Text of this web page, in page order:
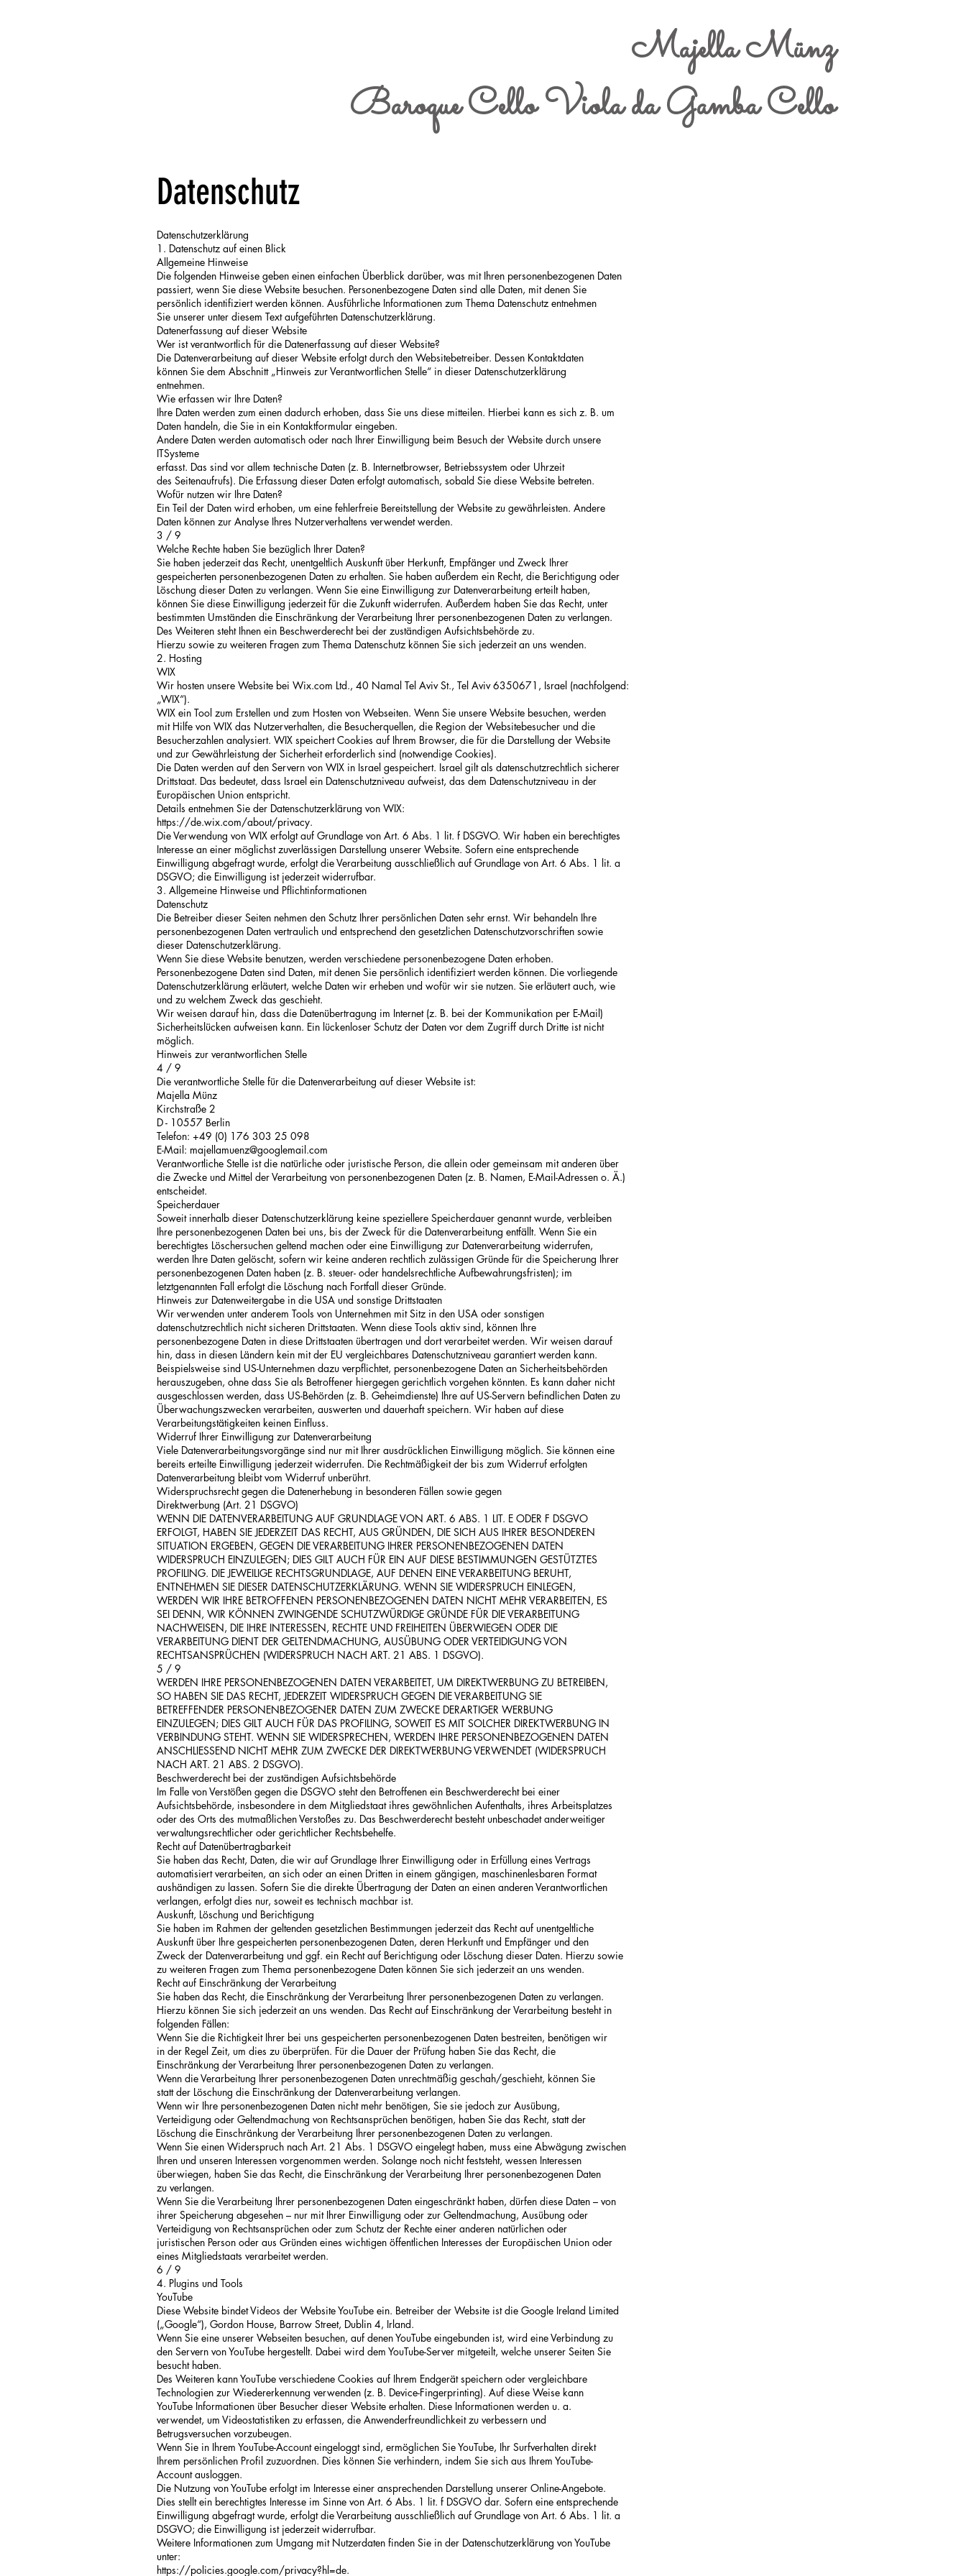
Majella Münz
Baroque Cello Viola da Gamba Cello
Datenschutz
Datenschutzerklärung
1. Datenschutz auf einen Blick
Allgemeine Hinweise
Die folgenden Hinweise geben einen einfachen Überblick darüber, was mit Ihren personenbezogenen Daten
passiert, wenn Sie diese Website besuchen. Personenbezogene Daten sind alle Daten, mit denen Sie
persönlich identifiziert werden können. Ausführliche Informationen zum Thema Datenschutz entnehmen
Sie unserer unter diesem Text aufgeführten Datenschutzerklärung.
Datenerfassung auf dieser Website
Wer ist verantwortlich für die Datenerfassung auf dieser Website?
Die Datenverarbeitung auf dieser Website erfolgt durch den Websitebetreiber. Dessen Kontaktdaten
können Sie dem Abschnitt „Hinweis zur Verantwortlichen Stelle“ in dieser Datenschutzerklärung
entnehmen.
Wie erfassen wir Ihre Daten?
Ihre Daten werden zum einen dadurch erhoben, dass Sie uns diese mitteilen. Hierbei kann es sich z. B. um
Daten handeln, die Sie in ein Kontaktformular eingeben.
Andere Daten werden automatisch oder nach Ihrer Einwilligung beim Besuch der Website durch unsere
ITSysteme
erfasst. Das sind vor allem technische Daten (z. B. Internetbrowser, Betriebssystem oder Uhrzeit
des Seitenaufrufs). Die Erfassung dieser Daten erfolgt automatisch, sobald Sie diese Website betreten.
Wofür nutzen wir Ihre Daten?
Ein Teil der Daten wird erhoben, um eine fehlerfreie Bereitstellung der Website zu gewährleisten. Andere
Daten können zur Analyse Ihres Nutzerverhaltens verwendet werden.
3 / 9
Welche Rechte haben Sie bezüglich Ihrer Daten?
Sie haben jederzeit das Recht, unentgeltlich Auskunft über Herkunft, Empfänger und Zweck Ihrer
gespeicherten personenbezogenen Daten zu erhalten. Sie haben außerdem ein Recht, die Berichtigung oder
Löschung dieser Daten zu verlangen. Wenn Sie eine Einwilligung zur Datenverarbeitung erteilt haben,
können Sie diese Einwilligung jederzeit für die Zukunft widerrufen. Außerdem haben Sie das Recht, unter
bestimmten Umständen die Einschränkung der Verarbeitung Ihrer personenbezogenen Daten zu verlangen.
Des Weiteren steht Ihnen ein Beschwerderecht bei der zuständigen Aufsichtsbehörde zu.
Hierzu sowie zu weiteren Fragen zum Thema Datenschutz können Sie sich jederzeit an uns wenden.
2. Hosting
WIX
Wir hosten unsere Website bei Wix.com Ltd., 40 Namal Tel Aviv St., Tel Aviv 6350671, Israel (nachfolgend:
„WIX“).
WIX ein Tool zum Erstellen und zum Hosten von Webseiten. Wenn Sie unsere Website besuchen, werden
mit Hilfe von WIX das Nutzerverhalten, die Besucherquellen, die Region der Websitebesucher und die
Besucherzahlen analysiert. WIX speichert Cookies auf Ihrem Browser, die für die Darstellung der Website
und zur Gewährleistung der Sicherheit erforderlich sind (notwendige Cookies).
Die Daten werden auf den Servern von WIX in Israel gespeichert. Israel gilt als datenschutzrechtlich sicherer
Drittstaat. Das bedeutet, dass Israel ein Datenschutzniveau aufweist, das dem Datenschutzniveau in der
Europäischen Union entspricht.
Details entnehmen Sie der Datenschutzerklärung von WIX:
https://de.wix.com/about/privacy.
Die Verwendung von WIX erfolgt auf Grundlage von Art. 6 Abs. 1 lit. f DSGVO. Wir haben ein berechtigtes
Interesse an einer möglichst zuverlässigen Darstellung unserer Website. Sofern eine entsprechende
Einwilligung abgefragt wurde, erfolgt die Verarbeitung ausschließlich auf Grundlage von Art. 6 Abs. 1 lit. a
DSGVO; die Einwilligung ist jederzeit widerrufbar.
3. Allgemeine Hinweise und Pflichtinformationen
Datenschutz
Die Betreiber dieser Seiten nehmen den Schutz Ihrer persönlichen Daten sehr ernst. Wir behandeln Ihre
personenbezogenen Daten vertraulich und entsprechend den gesetzlichen Datenschutzvorschriften sowie
dieser Datenschutzerklärung.
Wenn Sie diese Website benutzen, werden verschiedene personenbezogene Daten erhoben.
Personenbezogene Daten sind Daten, mit denen Sie persönlich identifiziert werden können. Die vorliegende
Datenschutzerklärung erläutert, welche Daten wir erheben und wofür wir sie nutzen. Sie erläutert auch, wie
und zu welchem Zweck das geschieht.
Wir weisen darauf hin, dass die Datenübertragung im Internet (z. B. bei der Kommunikation per E-Mail)
Sicherheitslücken aufweisen kann. Ein lückenloser Schutz der Daten vor dem Zugriff durch Dritte ist nicht
möglich.
Hinweis zur verantwortlichen Stelle
4 / 9
Die verantwortliche Stelle für die Datenverarbeitung auf dieser Website ist:
Majella Münz
Kirchstraße 2
D - 10557 Berlin
Telefon: +49 (0) 176 303 25 098
E-Mail: majellamuenz@googlemail.com
Verantwortliche Stelle ist die natürliche oder juristische Person, die allein oder gemeinsam mit anderen über
die Zwecke und Mittel der Verarbeitung von personenbezogenen Daten (z. B. Namen, E-Mail-Adressen o. Ä.)
entscheidet.
Speicherdauer
Soweit innerhalb dieser Datenschutzerklärung keine speziellere Speicherdauer genannt wurde, verbleiben
Ihre personenbezogenen Daten bei uns, bis der Zweck für die Datenverarbeitung entfällt. Wenn Sie ein
berechtigtes Löschersuchen geltend machen oder eine Einwilligung zur Datenverarbeitung widerrufen,
werden Ihre Daten gelöscht, sofern wir keine anderen rechtlich zulässigen Gründe für die Speicherung Ihrer
personenbezogenen Daten haben (z. B. steuer- oder handelsrechtliche Aufbewahrungsfristen); im
letztgenannten Fall erfolgt die Löschung nach Fortfall dieser Gründe.
Hinweis zur Datenweitergabe in die USA und sonstige Drittstaaten
Wir verwenden unter anderem Tools von Unternehmen mit Sitz in den USA oder sonstigen
datenschutzrechtlich nicht sicheren Drittstaaten. Wenn diese Tools aktiv sind, können Ihre
personenbezogene Daten in diese Drittstaaten übertragen und dort verarbeitet werden. Wir weisen darauf
hin, dass in diesen Ländern kein mit der EU vergleichbares Datenschutzniveau garantiert werden kann.
Beispielsweise sind US-Unternehmen dazu verpflichtet, personenbezogene Daten an Sicherheitsbehörden
herauszugeben, ohne dass Sie als Betroffener hiergegen gerichtlich vorgehen könnten. Es kann daher nicht
ausgeschlossen werden, dass US-Behörden (z. B. Geheimdienste) Ihre auf US-Servern befindlichen Daten zu
Überwachungszwecken verarbeiten, auswerten und dauerhaft speichern. Wir haben auf diese
Verarbeitungstätigkeiten keinen Einfluss.
Widerruf Ihrer Einwilligung zur Datenverarbeitung
Viele Datenverarbeitungsvorgänge sind nur mit Ihrer ausdrücklichen Einwilligung möglich. Sie können eine
bereits erteilte Einwilligung jederzeit widerrufen. Die Rechtmäßigkeit der bis zum Widerruf erfolgten
Datenverarbeitung bleibt vom Widerruf unberührt.
Widerspruchsrecht gegen die Datenerhebung in besonderen Fällen sowie gegen
Direktwerbung (Art. 21 DSGVO)
WENN DIE DATENVERARBEITUNG AUF GRUNDLAGE VON ART. 6 ABS. 1 LIT. E ODER F DSGVO
ERFOLGT, HABEN SIE JEDERZEIT DAS RECHT, AUS GRÜNDEN, DIE SICH AUS IHRER BESONDEREN
SITUATION ERGEBEN, GEGEN DIE VERARBEITUNG IHRER PERSONENBEZOGENEN DATEN
WIDERSPRUCH EINZULEGEN; DIES GILT AUCH FÜR EIN AUF DIESE BESTIMMUNGEN GESTÜTZTES
PROFILING. DIE JEWEILIGE RECHTSGRUNDLAGE, AUF DENEN EINE VERARBEITUNG BERUHT,
ENTNEHMEN SIE DIESER DATENSCHUTZERKLÄRUNG. WENN SIE WIDERSPRUCH EINLEGEN,
WERDEN WIR IHRE BETROFFENEN PERSONENBEZOGENEN DATEN NICHT MEHR VERARBEITEN, ES
SEI DENN, WIR KÖNNEN ZWINGENDE SCHUTZWÜRDIGE GRÜNDE FÜR DIE VERARBEITUNG
NACHWEISEN, DIE IHRE INTERESSEN, RECHTE UND FREIHEITEN ÜBERWIEGEN ODER DIE
VERARBEITUNG DIENT DER GELTENDMACHUNG, AUSÜBUNG ODER VERTEIDIGUNG VON
RECHTSANSPRÜCHEN (WIDERSPRUCH NACH ART. 21 ABS. 1 DSGVO).
5 / 9
WERDEN IHRE PERSONENBEZOGENEN DATEN VERARBEITET, UM DIREKTWERBUNG ZU BETREIBEN,
SO HABEN SIE DAS RECHT, JEDERZEIT WIDERSPRUCH GEGEN DIE VERARBEITUNG SIE
BETREFFENDER PERSONENBEZOGENER DATEN ZUM ZWECKE DERARTIGER WERBUNG
EINZULEGEN; DIES GILT AUCH FÜR DAS PROFILING, SOWEIT ES MIT SOLCHER DIREKTWERBUNG IN
VERBINDUNG STEHT. WENN SIE WIDERSPRECHEN, WERDEN IHRE PERSONENBEZOGENEN DATEN
ANSCHLIESSEND NICHT MEHR ZUM ZWECKE DER DIREKTWERBUNG VERWENDET (WIDERSPRUCH
NACH ART. 21 ABS. 2 DSGVO).
Beschwerderecht bei der zuständigen Aufsichtsbehörde
Im Falle von Verstößen gegen die DSGVO steht den Betroffenen ein Beschwerderecht bei einer
Aufsichtsbehörde, insbesondere in dem Mitgliedstaat ihres gewöhnlichen Aufenthalts, ihres Arbeitsplatzes
oder des Orts des mutmaßlichen Verstoßes zu. Das Beschwerderecht besteht unbeschadet anderweitiger
verwaltungsrechtlicher oder gerichtlicher Rechtsbehelfe.
Recht auf Datenübertragbarkeit
Sie haben das Recht, Daten, die wir auf Grundlage Ihrer Einwilligung oder in Erfüllung eines Vertrags
automatisiert verarbeiten, an sich oder an einen Dritten in einem gängigen, maschinenlesbaren Format
aushändigen zu lassen. Sofern Sie die direkte Übertragung der Daten an einen anderen Verantwortlichen
verlangen, erfolgt dies nur, soweit es technisch machbar ist.
Auskunft, Löschung und Berichtigung
Sie haben im Rahmen der geltenden gesetzlichen Bestimmungen jederzeit das Recht auf unentgeltliche
Auskunft über Ihre gespeicherten personenbezogenen Daten, deren Herkunft und Empfänger und den
Zweck der Datenverarbeitung und ggf. ein Recht auf Berichtigung oder Löschung dieser Daten. Hierzu sowie
zu weiteren Fragen zum Thema personenbezogene Daten können Sie sich jederzeit an uns wenden.
Recht auf Einschränkung der Verarbeitung
Sie haben das Recht, die Einschränkung der Verarbeitung Ihrer personenbezogenen Daten zu verlangen.
Hierzu können Sie sich jederzeit an uns wenden. Das Recht auf Einschränkung der Verarbeitung besteht in
folgenden Fällen:
Wenn Sie die Richtigkeit Ihrer bei uns gespeicherten personenbezogenen Daten bestreiten, benötigen wir
in der Regel Zeit, um dies zu überprüfen. Für die Dauer der Prüfung haben Sie das Recht, die
Einschränkung der Verarbeitung Ihrer personenbezogenen Daten zu verlangen.
Wenn die Verarbeitung Ihrer personenbezogenen Daten unrechtmäßig geschah/geschieht, können Sie
statt der Löschung die Einschränkung der Datenverarbeitung verlangen.
Wenn wir Ihre personenbezogenen Daten nicht mehr benötigen, Sie sie jedoch zur Ausübung,
Verteidigung oder Geltendmachung von Rechtsansprüchen benötigen, haben Sie das Recht, statt der
Löschung die Einschränkung der Verarbeitung Ihrer personenbezogenen Daten zu verlangen.
Wenn Sie einen Widerspruch nach Art. 21 Abs. 1 DSGVO eingelegt haben, muss eine Abwägung zwischen
Ihren und unseren Interessen vorgenommen werden. Solange noch nicht feststeht, wessen Interessen
überwiegen, haben Sie das Recht, die Einschränkung der Verarbeitung Ihrer personenbezogenen Daten
zu verlangen.
Wenn Sie die Verarbeitung Ihrer personenbezogenen Daten eingeschränkt haben, dürfen diese Daten – von
ihrer Speicherung abgesehen – nur mit Ihrer Einwilligung oder zur Geltendmachung, Ausübung oder
Verteidigung von Rechtsansprüchen oder zum Schutz der Rechte einer anderen natürlichen oder
juristischen Person oder aus Gründen eines wichtigen öffentlichen Interesses der Europäischen Union oder
eines Mitgliedstaats verarbeitet werden.
6 / 9
4. Plugins und Tools
YouTube
Diese Website bindet Videos der Website YouTube ein. Betreiber der Website ist die Google Ireland Limited
(„Google“), Gordon House, Barrow Street, Dublin 4, Irland.
Wenn Sie eine unserer Webseiten besuchen, auf denen YouTube eingebunden ist, wird eine Verbindung zu
den Servern von YouTube hergestellt. Dabei wird dem YouTube-Server mitgeteilt, welche unserer Seiten Sie
besucht haben.
Des Weiteren kann YouTube verschiedene Cookies auf Ihrem Endgerät speichern oder vergleichbare
Technologien zur Wiedererkennung verwenden (z. B. Device-Fingerprinting). Auf diese Weise kann
YouTube Informationen über Besucher dieser Website erhalten. Diese Informationen werden u. a.
verwendet, um Videostatistiken zu erfassen, die Anwenderfreundlichkeit zu verbessern und
Betrugsversuchen vorzubeugen.
Wenn Sie in Ihrem YouTube-Account eingeloggt sind, ermöglichen Sie YouTube, Ihr Surfverhalten direkt
Ihrem persönlichen Profil zuzuordnen. Dies können Sie verhindern, indem Sie sich aus Ihrem YouTube-
Account ausloggen.
Die Nutzung von YouTube erfolgt im Interesse einer ansprechenden Darstellung unserer Online-Angebote.
Dies stellt ein berechtigtes Interesse im Sinne von Art. 6 Abs. 1 lit. f DSGVO dar. Sofern eine entsprechende
Einwilligung abgefragt wurde, erfolgt die Verarbeitung ausschließlich auf Grundlage von Art. 6 Abs. 1 lit. a
DSGVO; die Einwilligung ist jederzeit widerrufbar.
Weitere Informationen zum Umgang mit Nutzerdaten finden Sie in der Datenschutzerklärung von YouTube
unter:
https://policies.google.com/privacy?hl=de.